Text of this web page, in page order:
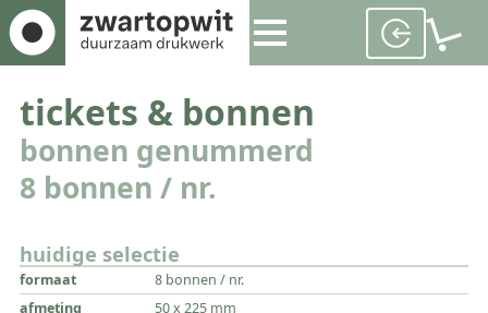
tickets & bonnen
bonnen genummerd
8 bonnen / nr.
huidige selectie
formaat
8 bonnen / nr.
afmeting
50 x 225 mm